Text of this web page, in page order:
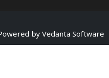
by Vedanta Software